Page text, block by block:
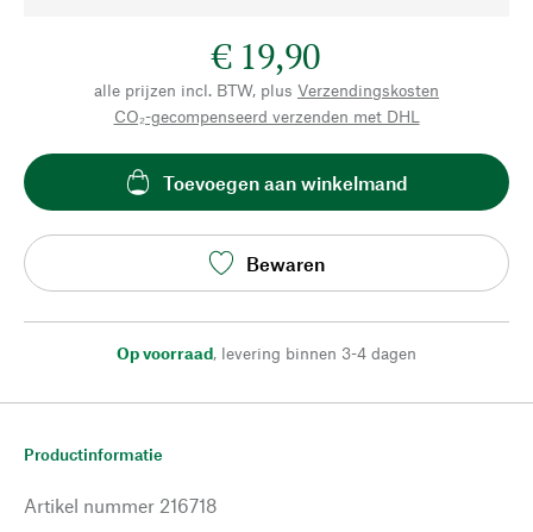
€ 19,90
alle prijzen incl. BTW, plus Verzendingskosten
CO₂-gecompenseerd verzenden met DHL
Toevoegen aan winkelmand
Bewaren
Op voorraad, levering binnen 3-4 dagen
Productinformatie
Artikel nummer 216718